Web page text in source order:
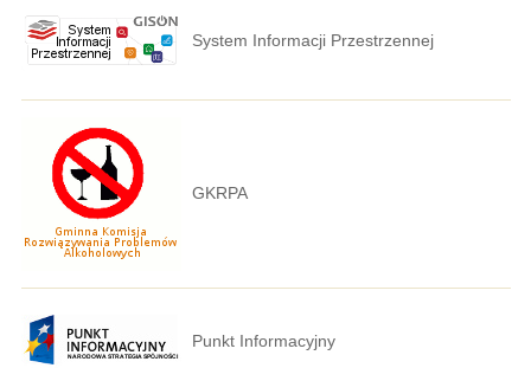
System Informacji Przestrzennej
GKRPA
Punkt Informacyjny